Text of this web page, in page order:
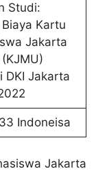
Studi:
Kartu
Jakarta
DKI Jakarta
Indoneisa
Jakarta